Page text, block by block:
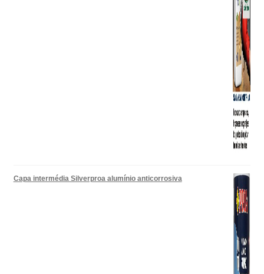
Capa intermédia Silverproa alumínio anticorrosiva